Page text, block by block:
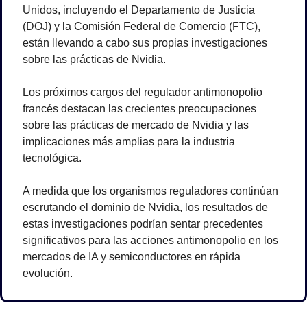
Unidos, incluyendo el Departamento de Justicia
(DOJ) y la Comisión Federal de Comercio (FTC),
están llevando a cabo sus propias investigaciones
sobre las prácticas de Nvidia.
Los próximos cargos del regulador antimonopolio
francés destacan las crecientes preocupaciones
sobre las prácticas de mercado de Nvidia y las
implicaciones más amplias para la industria
tecnológica.
A medida que los organismos reguladores continúan
escrutando el dominio de Nvidia, los resultados de
estas investigaciones podrían sentar precedentes
significativos para las acciones antimonopolio en los
mercados de IA y semiconductores en rápida
evolución.